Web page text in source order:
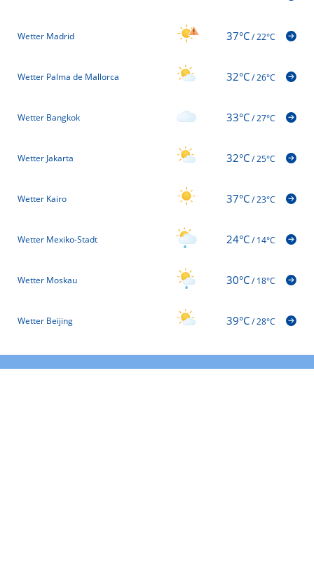
Wetter Madrid 37°C/22°C
Wetter Palma de Mallorca 32°C/26°C
Wetter Bangkok 33°C/27°C
Wetter Jakarta 32°C/25°C
Wetter Kairo 37°C/23°C
Wetter Mexiko-Stadt 24°C/14°C
Wetter Moskau 30°C/18°C
Wetter Beijing 39°C/28°C